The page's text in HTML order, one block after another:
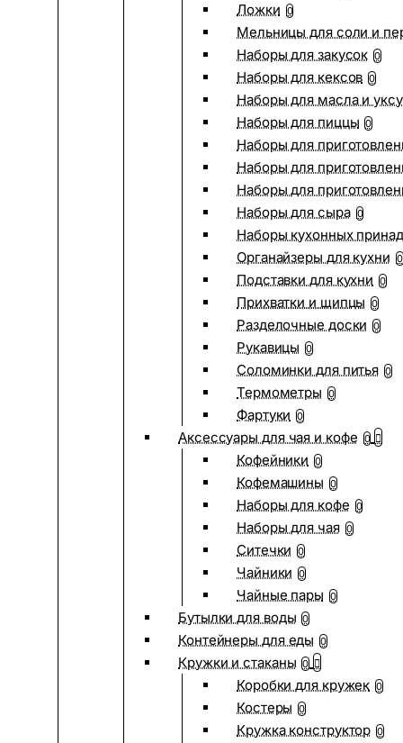
Ложки 0
Мельницы для соли и
Наборы для закусок 0
Наборы для кексов 0
Наборы для масла и
Наборы для пиццы 0
Наборы для
Наборы для
Наборы для
Наборы для сыра 0
Наборы кухонных
Органайзеры для кухни 0
Подставки для кухни 0
Прихватки и щипцы 0
Разделочные доски 0
Рукавицы 0
Соломинки для питья 0
Термометры 0
Фартуки 0
Аксессуары для чая и кофе 0
Кофейники 0
Кофемашины 0
Наборы для кофе 0
Наборы для чая 0
Ситечки 0
Чайники 0
Чайные пары 0
Бутылки для воды 0
Контейнеры для еды 0
Кружки и стаканы 0
Коробки для кружек 0
Костеры 0
Кружка конструктор 0